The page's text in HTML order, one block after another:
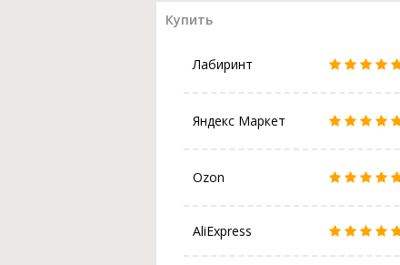
Купить
Лабиринт
Яндекс Маркет
Ozon
AliExpress